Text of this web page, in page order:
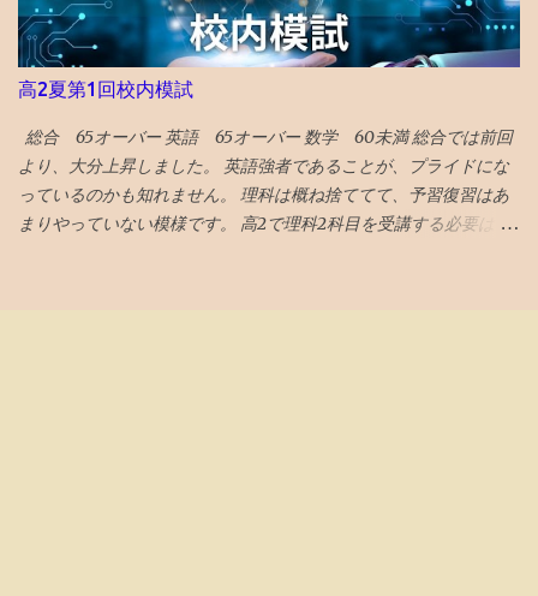
収入が3億円、支出が4億円。年間1億円の赤字ですが、 今後の寄付
金が無くなっても、当面は十分に運営できる基金を財団自らが保
有 しています。 毎年の寄付金受け入れにより運営されている柳井
財団とは異なり、設立母体に頼らない財政基盤が構築されていま
す。 また、基金の目的外使用も法律により禁止されていますの
で、母体企業の倒産による借金返済などに充てることも、（法律
違反などの相当な不正行為が行われない限り）、不可能です。 上
記②に関しては、保有金額大きい順で 米国高配当株ETF、S＆
高2夏第1回校内模試
総合 65オーバー 英語 65オーバー 数学 60未満 総合では前回
より、大分上昇しました。 英語強者であることが、プライドにな
っているのかも知れません。 理科は概ね捨ててて、予習復習はあ
まりやっていない模様です。 高2で理科2科目を受講する必要はな